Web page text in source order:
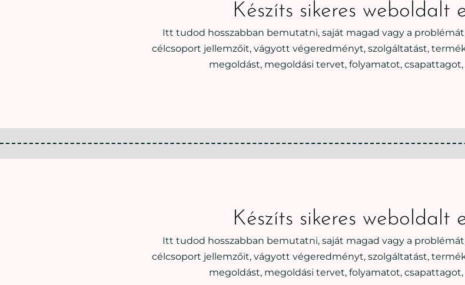
Készíts sikeres weboldalt
Itt tudod hosszabban bemutatni, saját magad vagy a
célcsoport jellemzőit, vágyott végeredményt, szolgáltatást,
megoldást, megoldási tervet, folyamatot,
Készíts sikeres weboldalt
Itt tudod hosszabban bemutatni, saját magad vagy a
célcsoport jellemzőit, vágyott végeredményt, szolgáltatást,
megoldást, megoldási tervet, folyamatot,